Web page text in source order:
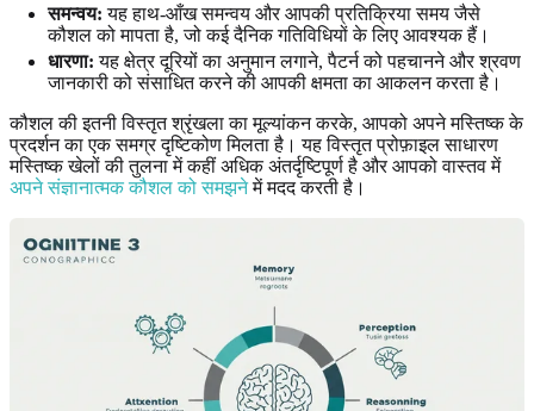
समन्वय: यह हाथ-आँख समन्वय और आपकी प्रतिक्रिया समय जैसे
कौशल को मापता है, जो कई दैनिक गतिविधियों के लिए आवश्यक हैं।
धारणा: यह क्षेत्र दूरियों का अनुमान लगाने, पैटर्न को पहचानने और श्रवण
जानकारी को संसाधित करने की आपकी क्षमता का आकलन करता है।
कौशल की इतनी विस्तृत श्रृंखला का मूल्यांकन करके, आपको अपने मस्तिष्क के
प्रदर्शन का एक समग्र दृष्टिकोण मिलता है। यह विस्तृत प्रोफ़ाइल साधारण
मस्तिष्क खेलों की तुलना में कहीं अधिक अंतर्दृष्टिपूर्ण है और आपको वास्तव में
अपने संज्ञानात्मक कौशल को समझनेमें मदद करती है।